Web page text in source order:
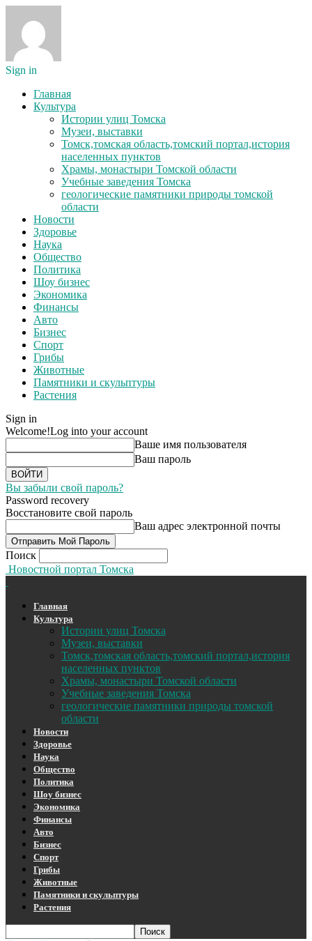
Sign in
Главная
Культура
Истории улиц Томска
Музеи, выставки
Томск,томская область,томский портал,история
населенных пунктов
Храмы, монастыри Томской области
Учебные заведения Томска
геологические памятники природы томской
области
Новости
Здоровье
Наука
Общество
Политика
Шоу бизнес
Экономика
Финансы
Авто
Бизнес
Спорт
Грибы
Животные
Памятники и скульптуры
Растения
Sign in
Welcome!Log into your account
Ваше имя пользователя
Ваш пароль
Вы забыли свой пароль?
Password recovery
Восстановите свой пароль
Ваш адрес электронной почты
Поиск
Новостной портал Томска
Главная
Культура
Истории улиц Томска
Музеи, выставки
Томск,томская область,томский портал,история
населенных пунктов
Храмы, монастыри Томской области
Учебные заведения Томска
геологические памятники природы томской
области
Новости
Здоровье
Наука
Общество
Политика
Шоу бизнес
Экономика
Финансы
Авто
Бизнес
Спорт
Грибы
Животные
Памятники и скульптуры
Растения